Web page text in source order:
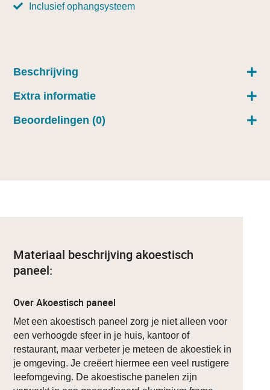
Inclusief ophangsysteem
Beschrijving
Extra informatie
Beoordelingen (0)
Materiaal beschrijving akoestisch
paneel:
Over Akoestisch paneel
Met een akoestisch paneel zorg je niet alleen voor
een verhoogde sfeer in je huis, kantoor of
restaurant, maar verbeter je meteen de akoestiek in
je omgeving. Je creëert hiermee een veel rustigere
leefomgeving. De akoestische panelen zijn